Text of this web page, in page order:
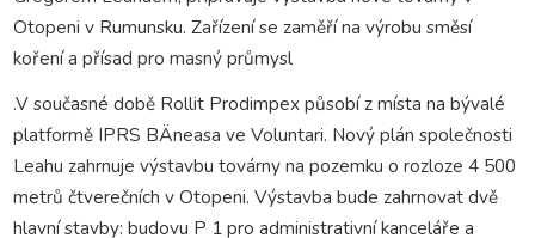
Otopeni v Rumunsku. Zařízení se zaměří na výrobu směsí
koření a přísad pro masný průmysl
.V současné době Rollit Prodimpex působí z místa na bývalé
platformě IPRS BÄneasa ve Voluntari. Nový plán společnosti
Leahu zahrnuje výstavbu továrny na pozemku o rozloze 4 500
metrů čtverečních v Otopeni. Výstavba bude zahrnovat dvě
hlavní stavby: budovu P 1 pro administrativní kanceláře a